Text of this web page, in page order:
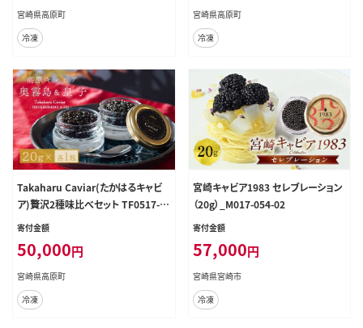
宮崎県高原町
冷凍
宮崎県高原町
冷凍
Takaharu Caviar(たかはるキャビ
ア)贅沢2種味比べセット TF0517-P
00045
寄付金額
50,000円
宮崎県高原町
冷凍
宮崎キャビア1983 セレブレーション
（20g）_M017-054-02
寄付金額
57,000円
宮崎県宮崎市
冷凍